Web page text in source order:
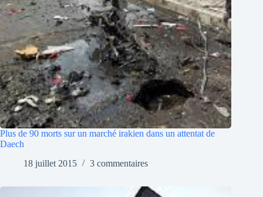
Plus de 90 morts sur un marché irakien dans un attentat de
Daech
18 juillet 2015
3 commentaires